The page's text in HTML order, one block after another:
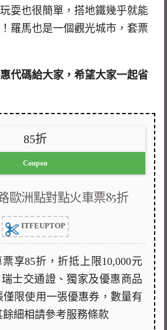
耍也很簡單，搭地鐵幾乎就能
羅馬也是一個觀光城市，套票
代碼給大家，希望大家一起省
85折
Coupon
歐洲點對點火車票85折
ITFEUPTOP
享85折，折抵上限10,000元
士交通證、獨家及優惠商品
僅限使用一張優惠券，數量有
餘細相請參考服務條款